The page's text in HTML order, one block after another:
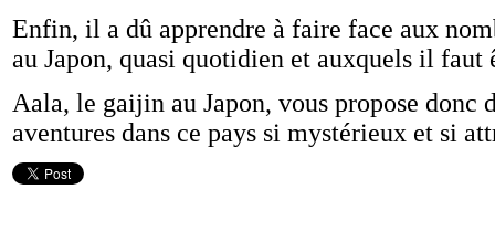
Enfin, il a dû apprendre à faire face aux
au Japon, quasi quotidien et auxquels il faut
Aala, le gaijin au Japon, vous propose donc
aventures dans ce pays si mystérieux et si